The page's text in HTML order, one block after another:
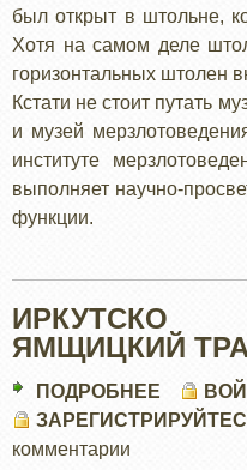
был открыт в штольне,
Хотя на самом деле
горизонтальных штолен
Кстати не стоит путать
и музей
институте
выполняет научно-
функции.
ЯМЩИЦКИЙ
ПОДРОБНЕЕ
комментарии